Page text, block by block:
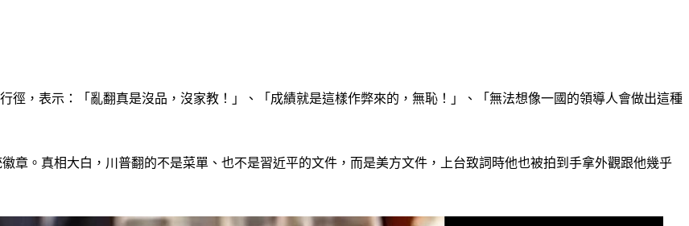
徑，表示：「亂翻真是沒品，沒家教！」、「成績就是這樣作弊來的，無恥！」、「無法想像一國的領導人會做出這種
章。真相大白，川普翻的不是菜單、也不是習近平的文件，而是美方文件，上台致詞時他也被拍到手拿外觀跟他幾乎